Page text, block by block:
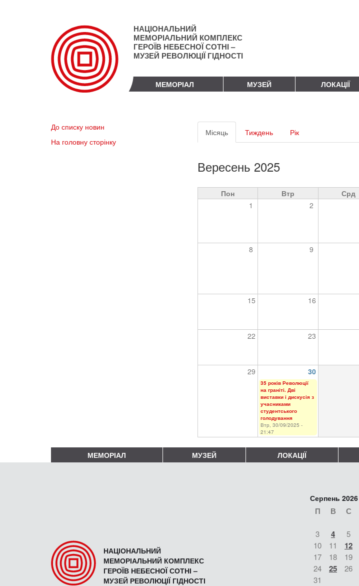
НАЦІОНАЛЬНИЙ
МЕМОРІАЛЬНИЙ КОМПЛЕКС
ГЕРОЇВ НЕБЕСНОЇ СОТНІ –
МУЗЕЙ РЕВОЛЮЦІЇ ГІДНОСТІ
МЕМОРІАЛ МУЗЕЙ ЛОКАЦІЇ
До списку новин
На головну сторінку
Первинні
вкладки
Місяць(активна
вкладка)
Тиждень Рік
Вересень 2025
Пон Втр Срд
1
2
8 9
15 16
22 23
29 30
35 років Революції
на граніті. Дві
виставки і дискусія з
учасниками
студентського
голодування
Втр, 30/09/2025 -
21:47
МЕМОРІАЛ МУЗЕЙ ЛОКАЦІЇ
НАЦІОНАЛЬНИЙ
МЕМОРІАЛЬНИЙ КОМПЛЕКС
ГЕРОЇВ НЕБЕСНОЇ СОТНІ –
МУЗЕЙ РЕВОЛЮЦІЇ ГІДНОСТІ
Серпень 2026
П В С
3 4 5
10
11 12
17
18 19
24
25 26
31